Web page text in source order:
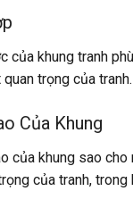
khung tranh
trọng của tranh.
Của Khung
của khung sao
của tranh,